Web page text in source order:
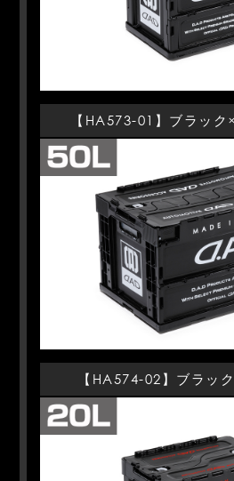
【HA573-01】ブラッ
【HA574-02】ブラッ